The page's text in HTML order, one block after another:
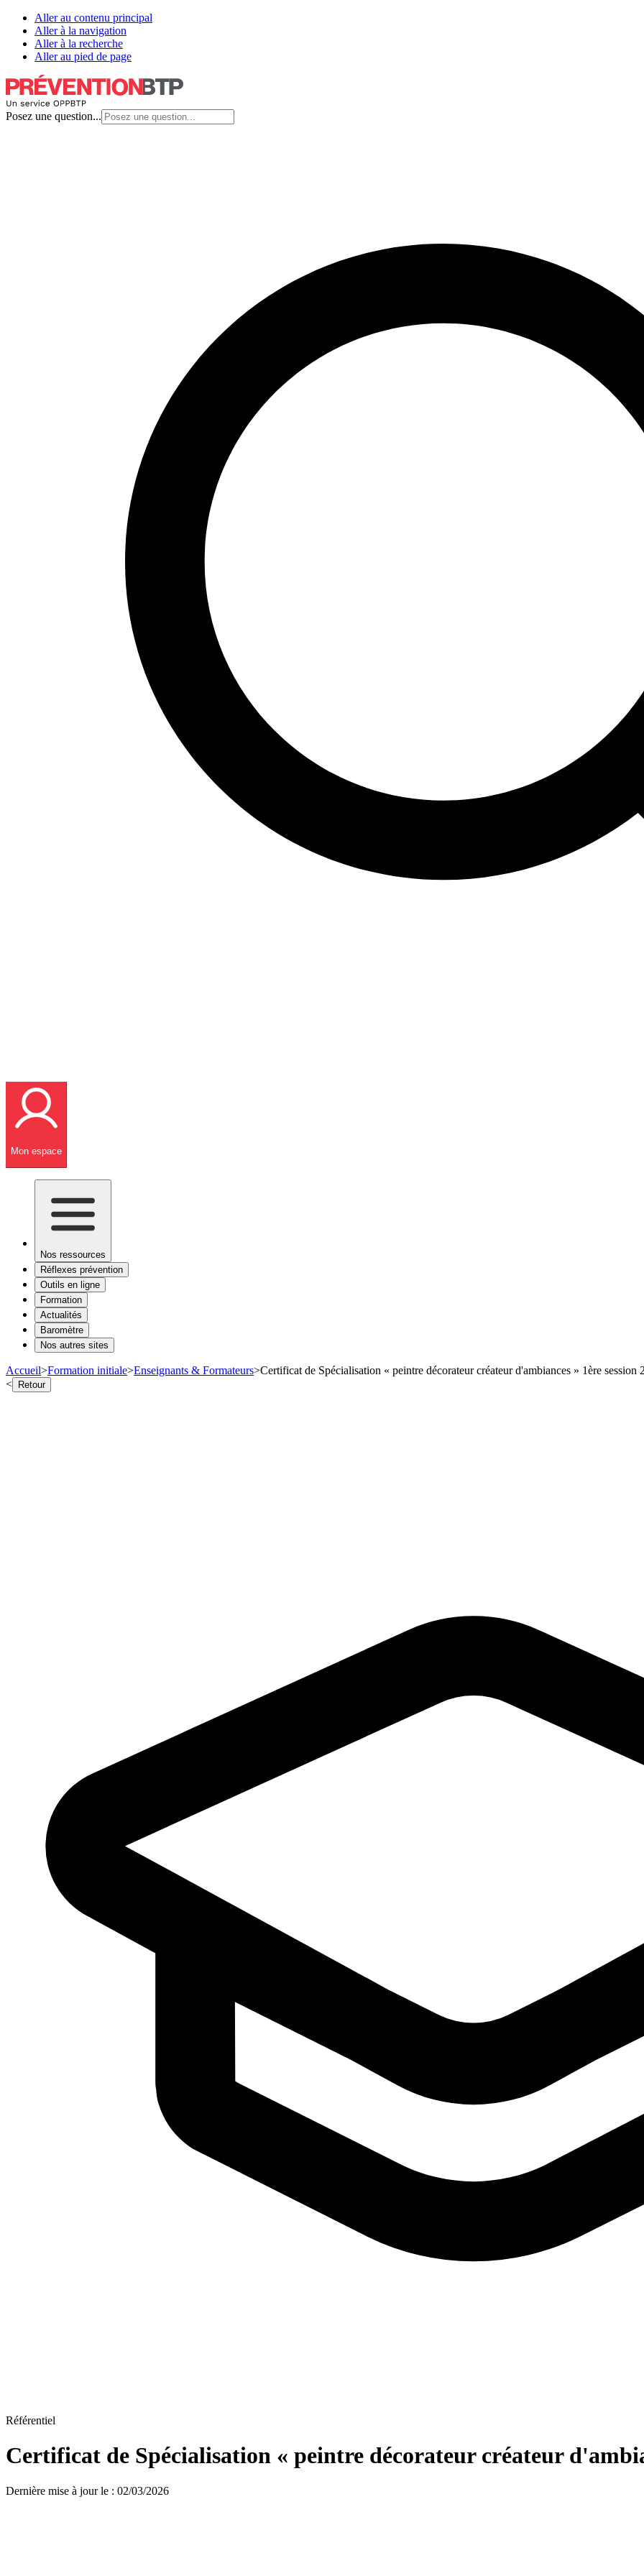
Aller au contenu principal
Aller à la navigation
Aller à la recherche
Aller au pied de page
Posez une question...
Mon espace
Nos ressources
Réflexes prévention
Outils en ligne
Formation
Actualités
Baromètre
Nos autres sites
Accueil>Formation initiale>Enseignants & Formateurs>Certificat de Spécialisation « peintre décorateur créateur d'ambiances » 1ère session
< Retour
Référentiel
Certificat de Spécialisation « peintre décorateur créateur
Dernière mise à jour le : 02/03/2026